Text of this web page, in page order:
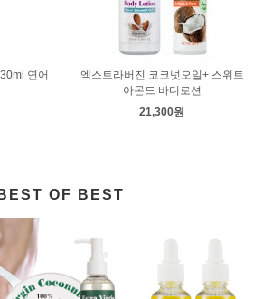
연어
엑스트라버진 코코넛오일+ 스위트
아몬드 바디로션
21,300원
BEST OF BEST